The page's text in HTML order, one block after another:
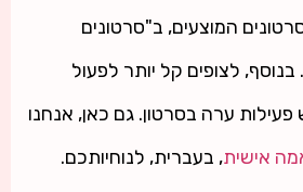
המוצעים, ב"סרטונים
לצופים קל יותר לפעול
ערה בסרטון. גם כאן, אנחנו
אישית, בעברית, לנוחיותכם.